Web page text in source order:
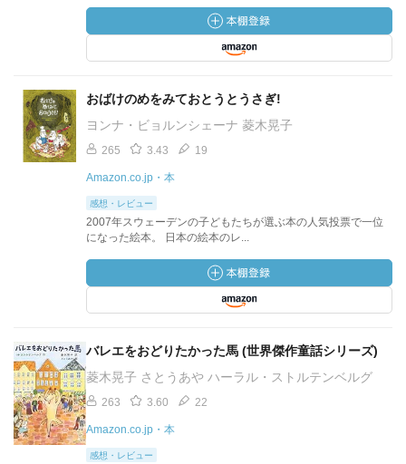
おばけのめをみておとうとうさぎ!
ヨンナ・ビョルンシェーナ 菱木晃子
265 3.43 19
Amazon.co.jp・本
感想・レビュー
2007年スウェーデンの子どもたちが選ぶ本の人気投票で一位
になった絵本。 日本の絵本のレ...
バレエをおどりたかった馬 (世界傑作童話シリーズ)
菱木晃子 さとうあや ハーラル・ストルテンベルグ
263 3.60 22
Amazon.co.jp・本
感想・レビュー